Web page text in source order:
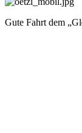
Gute Fahrt dem